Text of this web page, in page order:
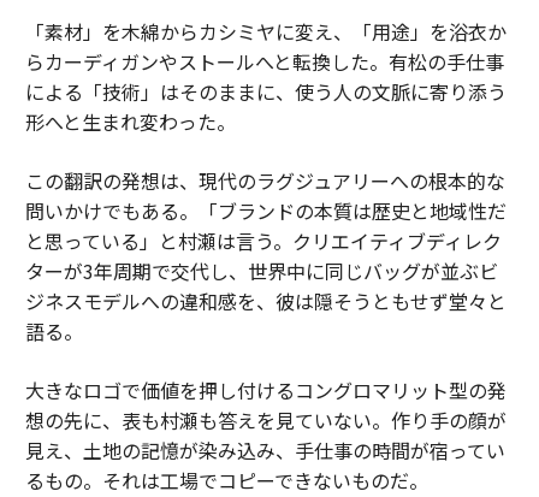
「素材」を木綿からカシミヤに変え、「用途」を浴衣か
らカーディガンやストールへと転換した。有松の手仕事
による「技術」はそのままに、使う人の文脈に寄り添う
形へと生まれ変わった。
この翻訳の発想は、現代のラグジュアリーへの根本的な
問いかけでもある。「ブランドの本質は歴史と地域性だ
と思っている」と村瀬は言う。クリエイティブディレク
ターが3年周期で交代し、世界中に同じバッグが並ぶビ
ジネスモデルへの違和感を、彼は隠そうともせず堂々と
語る。
大きなロゴで価値を押し付けるコングロマリット型の発
想の先に、表も村瀬も答えを見ていない。作り手の顔が
見え、土地の記憶が染み込み、手仕事の時間が宿ってい
るもの。それは工場でコピーできないものだ。